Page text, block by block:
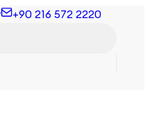
+90 216 572 2220